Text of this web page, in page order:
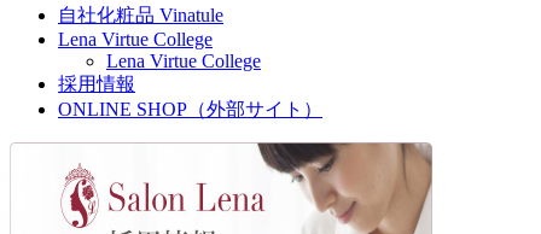
自社化粧品 Vinatule
Lena Virtue College
Lena Virtue College
採用情報
ONLINE SHOP（外部サイト）